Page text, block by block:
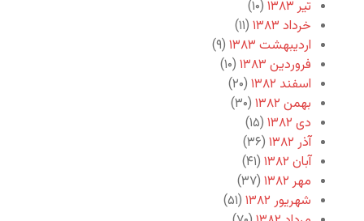
تیر ۱۳۸۳
(۱۰)
خرداد ۱۳۸۳
(۱۱)
اردیبهشت ۱۳۸۳
(۹)
فروردین ۱۳۸۳
(۱۰)
اسفند ۱۳۸۲
(۲۰)
بهمن ۱۳۸۲
(۳۰)
دی ۱۳۸۲
(۱۵)
آذر ۱۳۸۲
(۳۶)
آبان ۱۳۸۲
(۴۱)
مهر ۱۳۸۲
(۳۷)
شهریور ۱۳۸۲
(۵۱)